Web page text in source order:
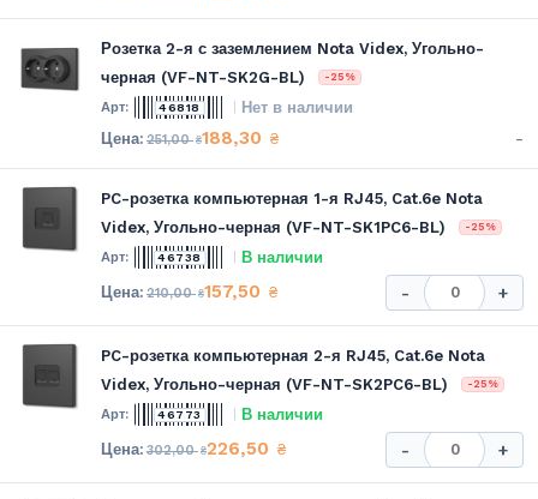
Розетка 2-я с заземлением Nota Videx, Угольно-
черная (VF-NT-SK2G-BL)
-25%
46818 Нет в наличии
251,00₴188,30 ₴ -
PC-розетка компьютерная 1-я RJ45, Cat.6e Nota
Videx, Угольно-черная (VF-NT-SK1PC6-BL)
-25%
46738 В наличии
210,00₴157,50 ₴ - +
PC-розетка компьютерная 2-я RJ45, Cat.6e Nota
Videx, Угольно-черная (VF-NT-SK2PC6-BL)
-25%
46773 В наличии
302,00₴226,50 ₴ - +